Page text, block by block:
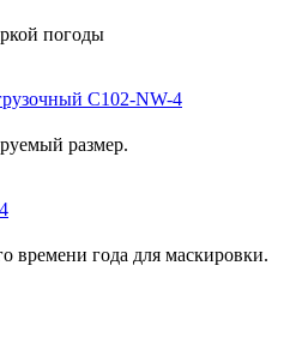
погоды
C102-NW-4
размер.
времени года для маскировки.